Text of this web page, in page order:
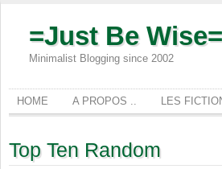
=Just Be Wise=
Minimalist Blogging since 2002
HOME A PROPOS .. LES
Top Ten Random